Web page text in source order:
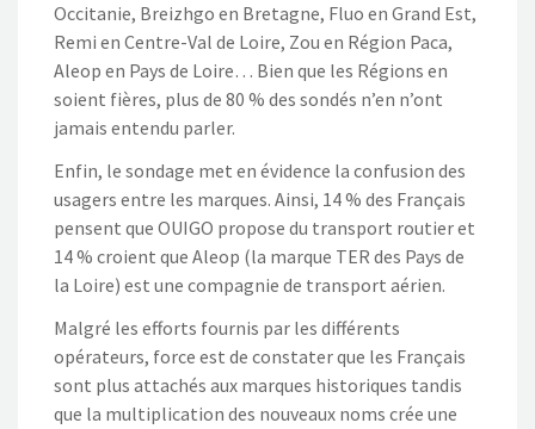
Occitanie, Breizhgo en Bretagne, Fluo en Grand Est,
Remi en Centre-Val de Loire, Zou en Région Paca,
Aleop en Pays de Loire… Bien que les Régions en
soient fières, plus de 80 % des sondés n’en n’ont
jamais entendu parler.
Enfin, le sondage met en évidence la confusion des
usagers entre les marques. Ainsi, 14 % des Français
pensent que OUIGO propose du transport routier et
14 % croient que Aleop (la marque TER des Pays de
la Loire) est une compagnie de transport aérien.
Malgré les efforts fournis par les différents
opérateurs, force est de constater que les Français
sont plus attachés aux marques historiques tandis
que la multiplication des nouveaux noms crée une